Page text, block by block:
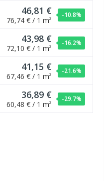
46,81 €
76,74 € / 1 m²
-10.8%
43,98 €
72,10 € / 1 m²
-16.2%
41,15 €
67,46 € / 1 m²
-21.6%
36,89 €
60,48 € / 1 m²
-29.7%